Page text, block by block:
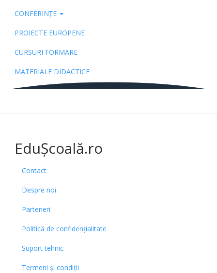
CONFERINȚE
PROIECTE EUROPENE
CURSURI FORMARE
MATERIALE DIDACTICE
EduȘcoală.ro
Contact
Despre noi
Parteneri
Politică de confidențialitate
Suport tehnic
Termeni și condiții